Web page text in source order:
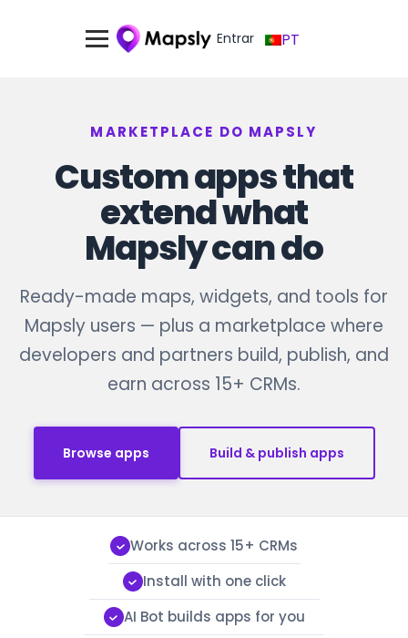
Entrar PT
MARKETPLACE DO MAPSLY
Custom apps that
extend what
Mapsly can do
Ready-made maps, widgets, and tools for
Mapsly users — plus a marketplace where
developers and partners build, publish, and
earn across 15+ CRMs.
Browse apps Build & publish apps
Works across 15+ CRMs
Install with one click
AI Bot builds apps for you